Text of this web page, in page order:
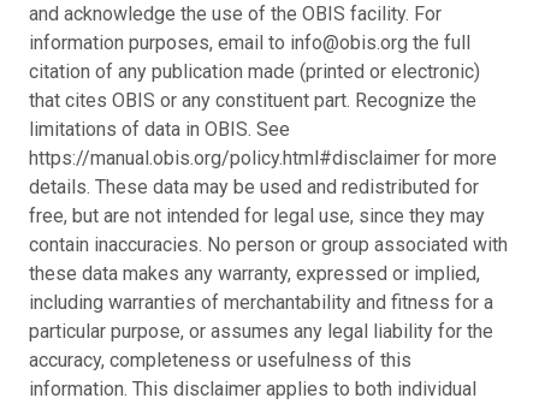
and acknowledge the use of the OBIS facility. For
information purposes, email to info@obis.org the full
citation of any publication made (printed or electronic)
that cites OBIS or any constituent part. Recognize the
limitations of data in OBIS. See
https://manual.obis.org/policy.html#disclaimer for more
details. These data may be used and redistributed for
free, but are not intended for legal use, since they may
contain inaccuracies. No person or group associated with
these data makes any warranty, expressed or implied,
including warranties of merchantability and fitness for a
particular purpose, or assumes any legal liability for the
accuracy, completeness or usefulness of this
information. This disclaimer applies to both individual